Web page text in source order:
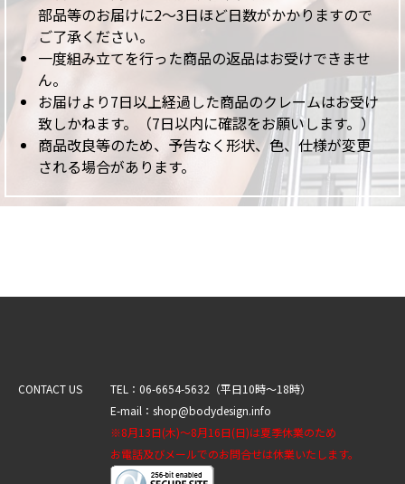
部品等のお届けに2～3日ほど日数がかかりますので
ご了承ください。
一度組み立てを行った商品の返品はお受けできませ
ん。
お届けより7日以上経過した商品のクレームはお受け
致しかねます。（7日以内に確認をお願いします。）
商品改良等のため、予告なく形状、色、仕様が変更
される場合があります。
CONTACT US
TEL：06-6654-5632（平日10時～18時）
E-mail：shop@bodydesign.info
※8月13日(木)～8月16日(日)は夏季休業のため
お電話及びメールでのお問合せは休業いたします。